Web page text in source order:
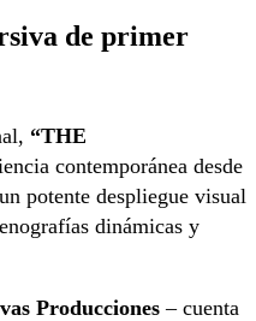
de primer
“THE
contemporánea desde
potente despliegue visual
dinámicas y
Producciones– cuenta